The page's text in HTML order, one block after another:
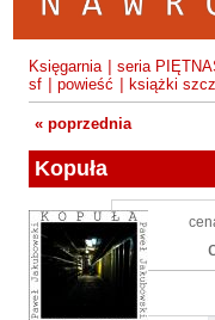
Fajfer Zenon
Filipowski Michał
Fluks Piotr
Frajlich Anna
Franczak Jerzy
Frenger Marek
Gedroyć Krzysztof
Gleń Adrian
Gondek Katarzyna
Zbigniew Kosiorowski
Kazimierz Kyrcz Jr
Artur Daniel Liskowacki
Grażyna Obrąpalska
Jakub Michał Pawłowski
Uta PrzybośCoraz
Gustaw Rajmus
Rafał Sienkiewicz
Księgarnia seria
sf
powieść książki
« poprzednia
Kopuła